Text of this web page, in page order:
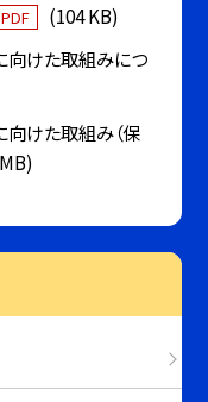
PDF
(104 KB)
向けた取組みにつ
けた取組み（保